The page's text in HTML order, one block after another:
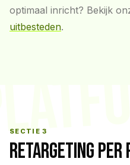
optimaal inricht? Bekijk
uitbesteden.
SECTIE 3
RETARGETING PER